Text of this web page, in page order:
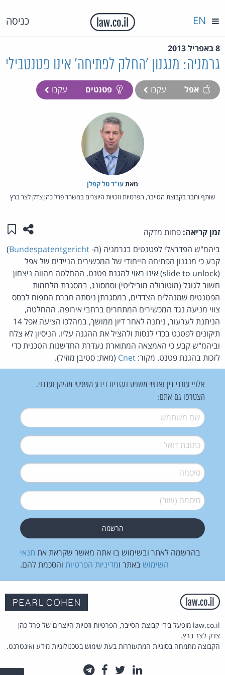
כניסה EN
8 באפריל 2013
גרמניה: מנגנון 'החלק לפתיחה' אינו פטנטבילי
אפל עקבו פטנטים עקבו
מאת‏עו"ד טל קפלן
שותף וחבר בקבוצת הסייבר, הפרטיות וזכויות היוצרים במשרד פרל כהן צדק לצר ברץ
זמן קריאה: פחות מדקה שתפו
ביהמ"ש הפדראלי לפטנטים בגרמניה (ה-Bundespatentgericht
)
קבע כי מנגנון הפתיחה הייחודי של המכשירים הניידים של אפל
(slide to unlock) אינו ראוי להגנת פטנט. ההחלטה מהווה ניצחון
חשוב לגוגל (מוטורולה מוביליטי) וסמסונג, במסגרת מלחמות
הפטנטים שמנהלים הצדדים, במסגרתן ניסתה חברת התפוח לבסס
צווי מניעה נגד המכשירים המתחרים ברחבי אירופה. ההחלטה,
הניתנת לערעור, ניתנה לאחר דיון ממושך, במהלכו הציעה אפל 14
תיקונים לפטנט בכדי לנסות ולהציל את ההגנה עליו. הניסיון לא צלח
וביהמ"ש קבע כי האמצאה המתוארת נעדרת החדשנות הטכנית כדי
לזכות בהגנת פטנט. מקור: Cnet (מאת: סטיבן מוזיל).
אלפי עורכי דין ואנשי משפט נעזרים בידע משפטי מהימן ועדכני.
הצטרפו גם אתם:
שם משתמש*
דואל*
סיסמה*
סיסמה (שוב)*
בהרשמה לאתר ובשימוש בו אתה מאשר שקראת את תנאי
השימוש באתר ומדיניות הפרטיות והסכמת להם.
law.co.il מופעל בידי קבוצת הסייבר, הפרטיות וזכויות היוצרים של פרל כהן
צדק לצר ברץ.
הקבוצה מתמחה בסוגיות המתעוררות בעת שימוש בטכנולוגיות מידע ואינטרנט.
לינקדאין
טוויטרפייסבוק